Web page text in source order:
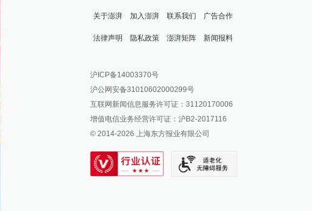
关于澎湃 加入澎湃 联系我们 广告合作
法律声明 隐私政策 澎湃矩阵
澎湃新闻公众号
澎湃新闻抖音号
派生万物开放平台
IP SHANGHAI
SIXTH TONE
新闻报料
报料邮箱: news@thepaper.cn
沪ICP备14003370号
沪公网安备31010602000299号
互联网新闻信息服务许可证：31120170006
增值电信业务经营许可证：沪B2-2017116
© 2014-2026 上海东方报业有限公司